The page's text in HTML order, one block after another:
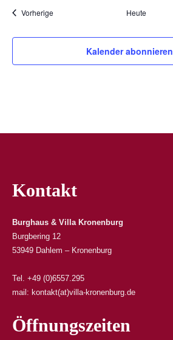
VorherigeVeranstaltungen Heute
Kalender abonnieren
Kontakt
Burghaus & Villa Kronenburg
Burgbering 12
53949 Dahlem – Kronenburg
Tel. +49 (0)6557.295
mail: kontakt(at)villa-kronenburg.de
Öffnungszeiten